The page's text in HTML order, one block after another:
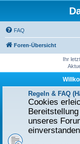
FAQ
Foren-Übersicht
Ihr
Regeln & FAQ
Cookies
unseres